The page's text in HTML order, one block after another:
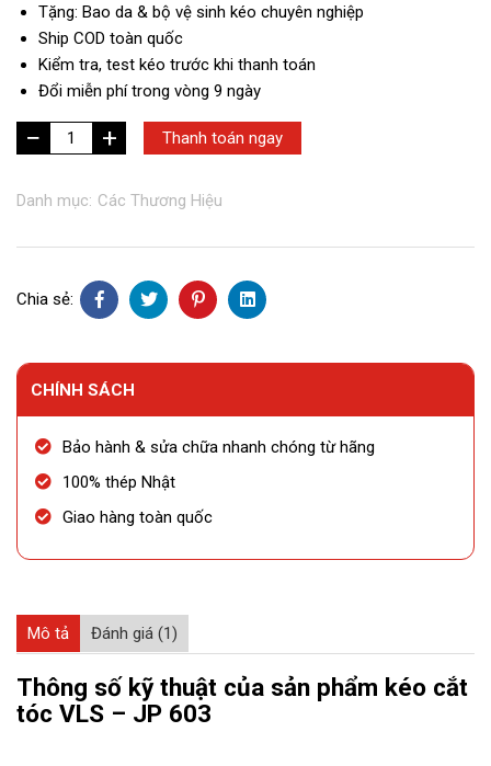
Tặng: Bao da & bộ vệ sinh kéo chuyên nghiệp
Ship COD toàn quốc
Kiểm tra, test kéo trước khi thanh toán
Đổi miễn phí trong vòng 9 ngày
VLS
-
603
+ Thanh toán ngay
Danh mục: Các Thương Hiệu
Chia sẻ:
CHÍNH SÁCH
Bảo hành & sửa chữa nhanh chóng từ hãng
100% thép Nhật
Giao hàng toàn quốc
Mô tả Đánh giá (1)
Thông số kỹ thuật của sản phẩm kéo cắt
tóc VLS – JP 603